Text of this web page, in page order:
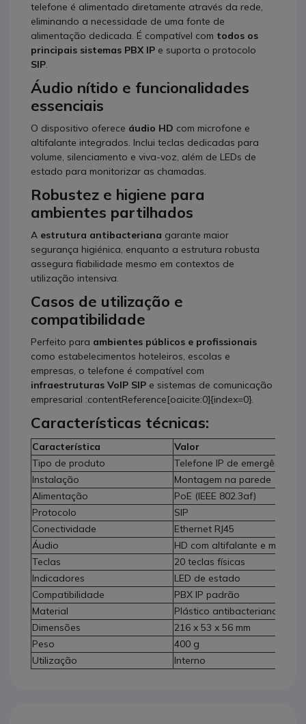
telefone é alimentado diretamente através da rede,
eliminando a necessidade de uma fonte de
alimentação dedicada. É compatível com todos os
principais sistemas PBX IP e suporta o protocolo
SIP.
Áudio nítido e funcionalidades
essenciais
O dispositivo oferece áudio HD com microfone e
altifalante integrados. Inclui teclas dedicadas para
volume, silenciamento e viva-voz, além de LEDs de
estado para monitorizar as chamadas.
Robustez e higiene para
ambientes partilhados
A estrutura antibacteriana garante maior
segurança higiénica, enquanto a estrutura robusta
assegura fiabilidade mesmo em contextos de
utilização intensiva.
Casos de utilização e
compatibilidade
Perfeito para ambientes públicos e profissionais
como estabelecimentos hoteleiros, escolas e
empresas, o telefone é compatível com
infraestruturas VoIP SIP e sistemas de comunicação
empresarial :contentReference[oaicite:0]{index=0}.
Características técnicas:
Característica
Valor
Tipo de produto
Telefone IP de emergência
Instalação
Montagem na parede
Alimentação
PoE (IEEE 802.3af)
Protocolo
SIP
Conectividade
Ethernet RJ45
Áudio
HD com altifalante e
Teclas
20 teclas físicas
Indicadores
LED de estado
Compatibilidade
PBX IP padrão
Material
Plástico antibacteriano
Dimensões
216 x 53 x 56 mm
Peso
400 g
Utilização
Interno